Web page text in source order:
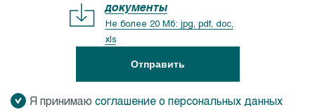
документы
Не более 20 Мб: jpg, pdf, doc,
xls
Отправить
Я принимаю соглашение о персональных данных